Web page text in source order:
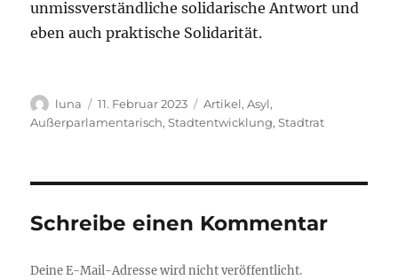
unmissverständliche solidarische Antwort und
eben auch praktische Solidarität.
Autor
luna
Veröffentlicht
am
11. Februar 2023 Kategorien
Artikel,Asyl,
Außerparlamentarisch,Stadtentwicklung,Stadtrat
Schreibe einen Kommentar
Deine E-Mail-Adresse wird nicht veröffentlicht.